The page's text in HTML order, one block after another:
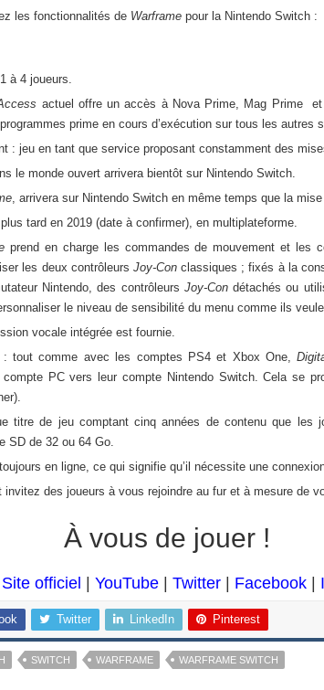
les fonctionnalités de Warframepour la Nintendo Switch :
à 4 joueurs.
actuel offre un accès à Nova Prime, Mag Prime
prime en cours d’exécution sur tous les autres
: jeu en tant que service proposant constamment des
le monde ouvert arrivera bientôt sur Nintendo Switch.
, arrivera sur Nintendo Switch en même temps que la
tard en 2019 (date à confirmer), en multiplateforme.
prend en charge les commandes de mouvement et les
les deux contrôleurs Joy-Conclassiques ; fixés à la
Nintendo, des contrôleurs Joy-Condétachés ou
le niveau de sensibilité du menu comme ils
vocale intégrée est fournie.
: tout comme avec les comptes PS4 et Xbox One,
PC vers leur compte Nintendo Switch. Cela se
titre de jeu comptant cinq années de contenu que les
SD de 32 ou 64 Go.
en ligne, ce qui signifie qu’il nécessite une
des joueurs à vous rejoindre au fur et à mesure de
À vous de jouer !
Site officiel YouTube| Twitter| Facebook|
Twitter LinkedIn Pinterest
SWITCH WARFRAME WARFRAME SWITCH